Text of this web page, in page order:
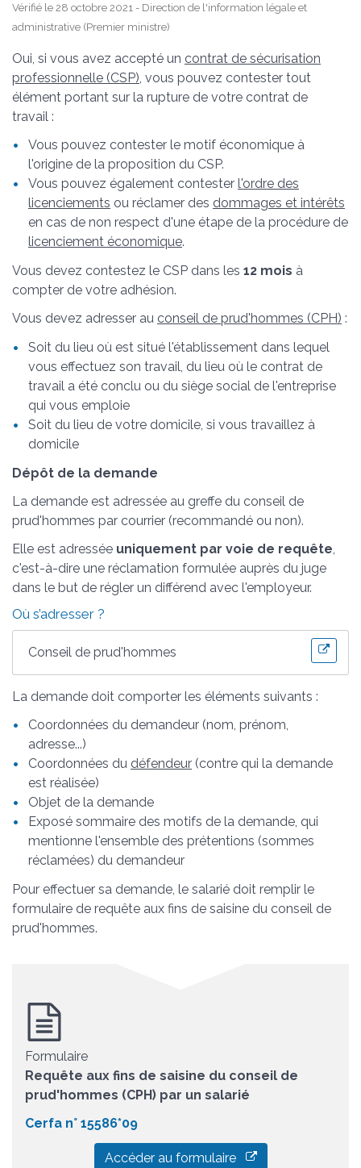
Vérifié le 28 octobre 2021 - Direction de l'information légale et
administrative (Premier ministre)
Oui, si vous avez accepté un contrat de sécurisation
professionnelle (CSP), vous pouvez contester tout
élément portant sur la rupture de votre contrat de
travail :
Vous pouvez contester le motif économique à
l'origine de la proposition du CSP.
Vous pouvez également contester l'ordre des
licenciements ou réclamer des dommages et intérêts
en cas de non respect d'une étape de la procédure de
licenciement économique.
Vous devez contestez le CSP dans les 12 mois à
compter de votre adhésion.
Vous devez adresser au conseil de prud'hommes (CPH) :
Soit du lieu où est situé l'établissement dans lequel
vous effectuez son travail, du lieu où le contrat de
travail a été conclu ou du siège social de l'entreprise
qui vous emploie
Soit du lieu de votre domicile, si vous travaillez à
domicile
Dépôt de la demande
La demande est adressée au greffe du conseil de
prud'hommes par courrier (recommandé ou non).
Elle est adressée uniquement par voie de requête,
c'est-à-dire une réclamation formulée auprès du juge
dans le but de régler un différend avec l'employeur.
Où s’adresser ?
Conseil de prud'hommes
La demande doit comporter les éléments suivants :
Coordonnées du demandeur (nom, prénom,
adresse...)
Coordonnées du défendeur (contre qui la demande
est réalisée)
Objet de la demande
Exposé sommaire des motifs de la demande, qui
mentionne l'ensemble des prétentions (sommes
réclamées) du demandeur
Pour effectuer sa demande, le salarié doit remplir le
formulaire de requête aux fins de saisine du conseil de
prud'hommes.
Formulaire
Requête aux fins de saisine du conseil de
prud'hommes (CPH) par un salarié
Cerfa n° 15586*09
Accéder au formulaire